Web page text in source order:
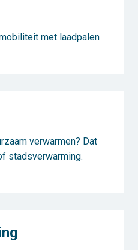
met laadpalen
verwarmen? Dat
stadsverwarming.